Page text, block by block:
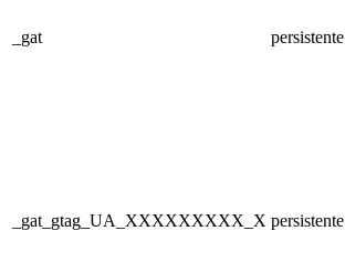
_gat persistente
_gat_gtag_UA_XXXXXXXXX_X persistente